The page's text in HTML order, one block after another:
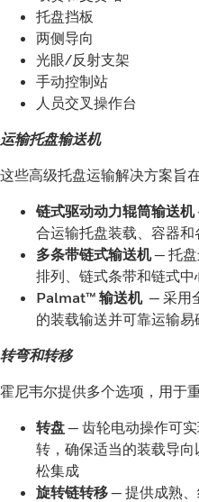
托盘挡板
两侧导向
光眼/反射支架
手动控制站
人员交叉操作台
运输托盘输送机
这些高级托盘运输解决方案旨
链式驱动动力辊筒输送机
合运输托盘装载、容器
多条带链式输送机— 托盘
排列、链式条带和链式
Palmat™ 输送机 — 采用
的装载输送并可靠运输
转弯和转移
霍尼韦尔提供多个选项，用于
转盘— 齿轮电动操作可
转，确保适当的装载导
松集成
旋转链转移— 提供成熟